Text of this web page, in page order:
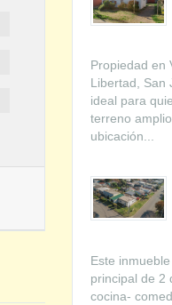
Propiedad en
Libertad, San
ideal para
terreno
ubicación...
Este
principal de 2
cocina-